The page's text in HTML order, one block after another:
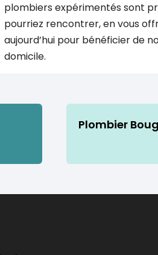
plombiers expérimentés sont
pourriez rencontrer, en vous
aujourd’hui pour bénéficier de
domicile.
Plombier